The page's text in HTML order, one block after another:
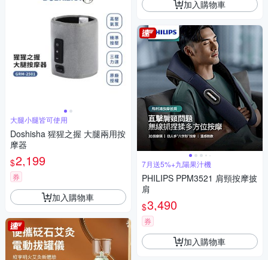
大腿小腿皆可使用
Doshisha 猩猩之握 大腿兩用按
摩器
$2,199
券
加入購物車
加入購物車
7月送5%+九陽果汁機
PHILIPS PPM3521 肩頸按摩披
肩
$3,490
券
加入購物車